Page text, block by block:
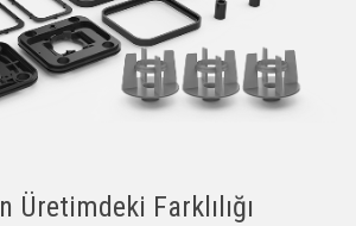
Üretimdeki Farklılığı